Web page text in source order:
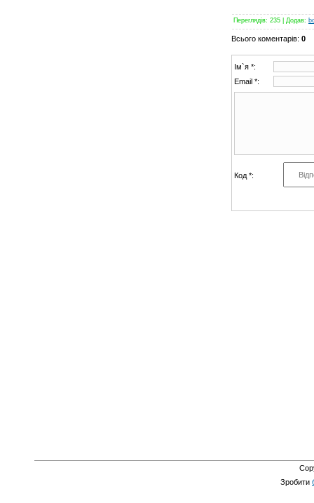
Переглядів: 235 Додав:
Всього коментарів: 0
Ім`я *:
Email *:
Код *:
Зробити